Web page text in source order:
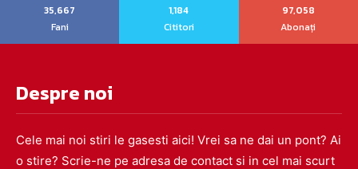
35,667
Fani
1,184
Cititori
97,058
Abonați
Despre noi
Cele mai noi stiri le gasesti aici! Vrei sa ne dai un pont? Ai
o stire? Scrie-ne pe adresa de contact si in cel mai scurt